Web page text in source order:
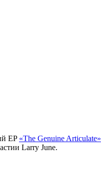
EP «The Genuine Articulate»
Larry June.